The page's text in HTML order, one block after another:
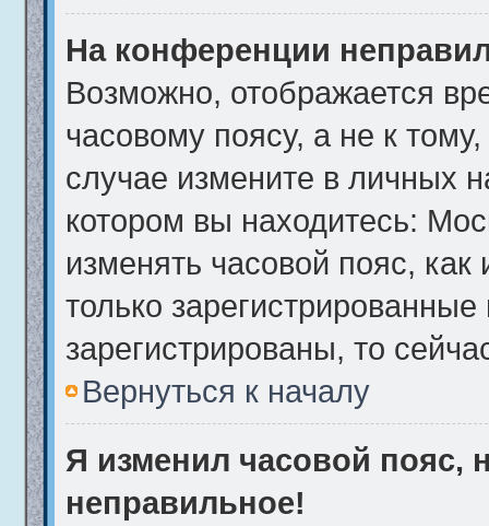
На конференции
Возможно, отображается
часовому поясу, а не к
случае измените в личных
котором вы находитесь:
изменять часовой пояс,
только
зарегистрированы, то
Вернуться к началу
Я изменил часовой пояс,
неправильное!